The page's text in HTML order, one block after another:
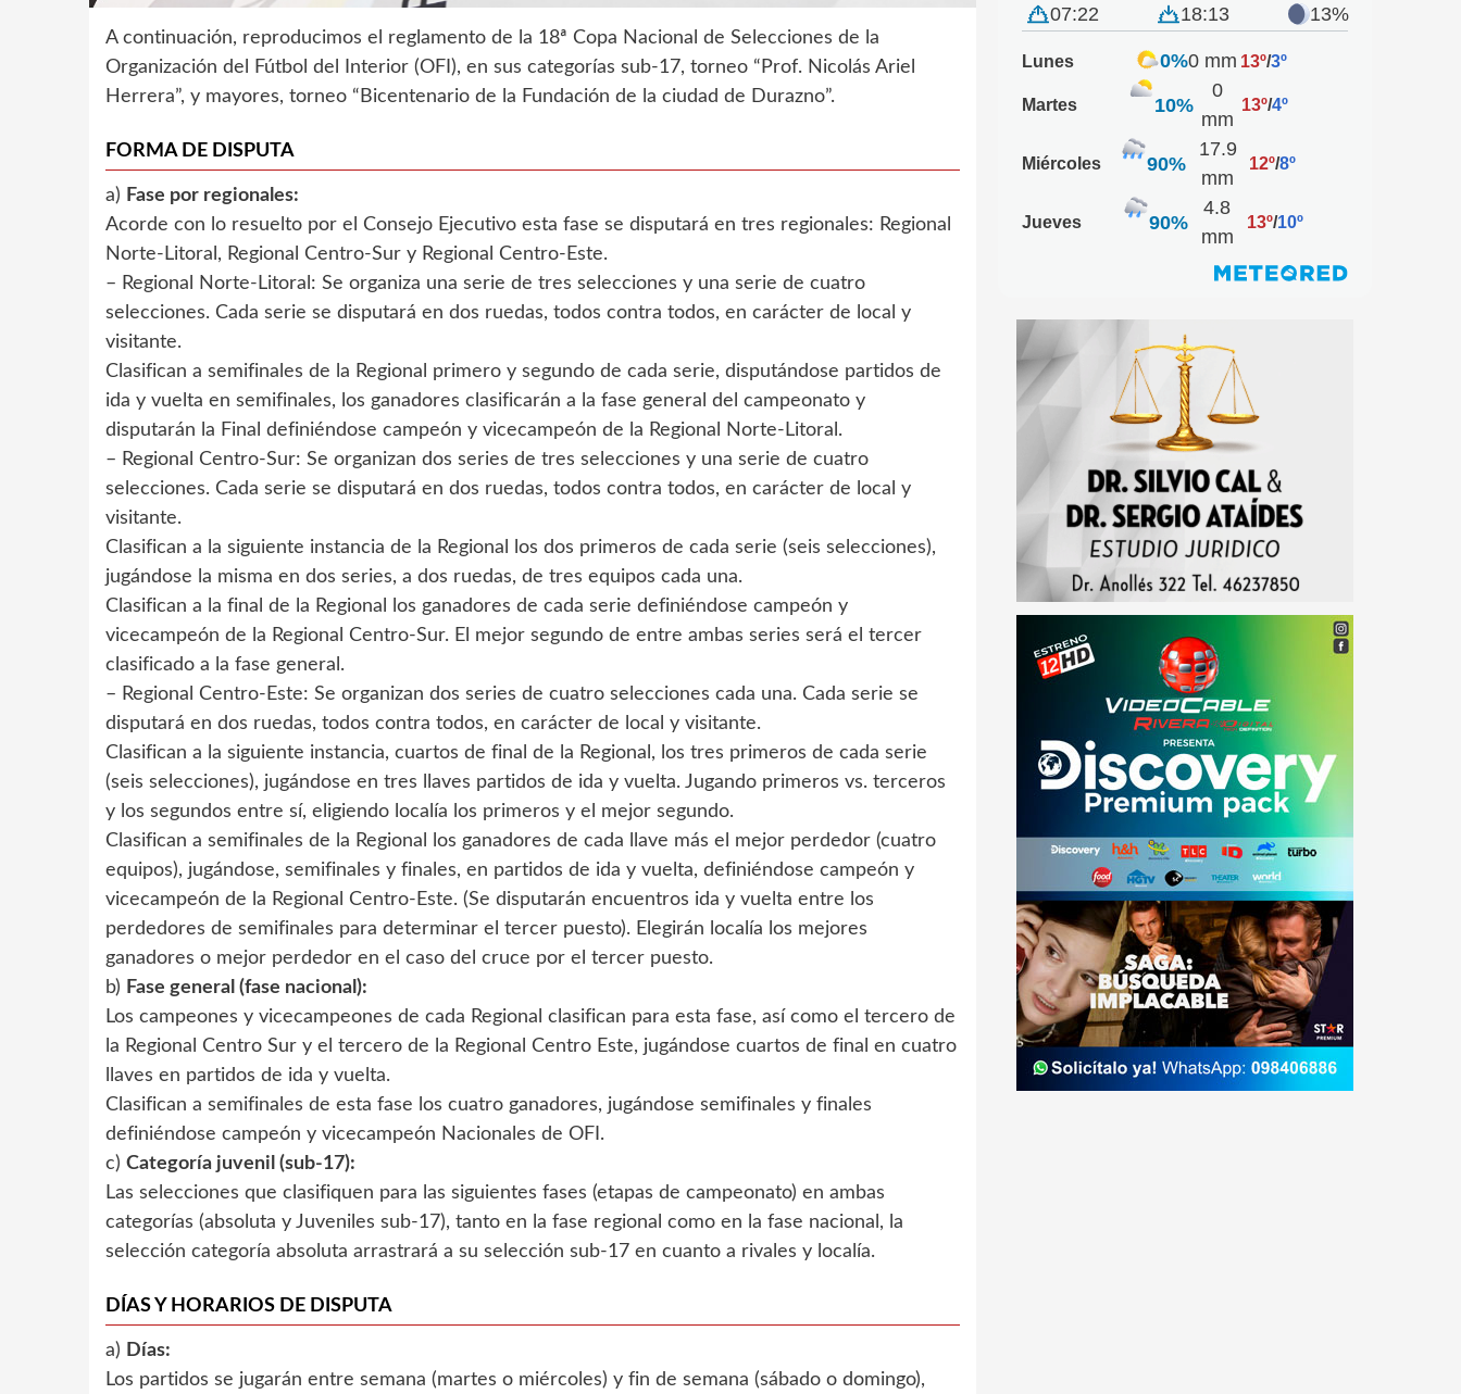
A continuación, reproducimos el reglamento de la 18ª Copa Nacional de Selecciones de la
Organización del Fútbol del Interior (OFI), en sus categorías sub-17, torneo “Prof. Nicolás Ariel
Herrera”, y mayores, torneo “Bicentenario de la Fundación de la ciudad de Durazno”.
FORMA DE DISPUTA
a) Fase por regionales:
Acorde con lo resuelto por el Consejo Ejecutivo esta fase se disputará en tres regionales: Regional
Norte-Litoral, Regional Centro-Sur y Regional Centro-Este.
– Regional Norte-Litoral: Se organiza una serie de tres selecciones y una serie de cuatro
selecciones. Cada serie se disputará en dos ruedas, todos contra todos, en carácter de local y
visitante.
Clasifican a semifinales de la Regional primero y segundo de cada serie, disputándose partidos de
ida y vuelta en semifinales, los ganadores clasificarán a la fase general del campeonato y
disputarán la Final definiéndose campeón y vicecampeón de la Regional Norte-Litoral.
– Regional Centro-Sur: Se organizan dos series de tres selecciones y una serie de cuatro
selecciones. Cada serie se disputará en dos ruedas, todos contra todos, en carácter de local y
visitante.
Clasifican a la siguiente instancia de la Regional los dos primeros de cada serie (seis selecciones),
jugándose la misma en dos series, a dos ruedas, de tres equipos cada una.
Clasifican a la final de la Regional los ganadores de cada serie definiéndose campeón y
vicecampeón de la Regional Centro-Sur. El mejor segundo de entre ambas series será el tercer
clasificado a la fase general.
– Regional Centro-Este: Se organizan dos series de cuatro selecciones cada una. Cada serie se
disputará en dos ruedas, todos contra todos, en carácter de local y visitante.
Clasifican a la siguiente instancia, cuartos de final de la Regional, los tres primeros de cada serie
(seis selecciones), jugándose en tres llaves partidos de ida y vuelta. Jugando primeros vs. terceros
y los segundos entre sí, eligiendo localía los primeros y el mejor segundo.
Clasifican a semifinales de la Regional los ganadores de cada llave más el mejor perdedor (cuatro
equipos), jugándose, semifinales y finales, en partidos de ida y vuelta, definiéndose campeón y
vicecampeón de la Regional Centro-Este. (Se disputarán encuentros ida y vuelta entre los
perdedores de semifinales para determinar el tercer puesto). Elegirán localía los mejores
ganadores o mejor perdedor en el caso del cruce por el tercer puesto.
b) Fase general (fase nacional):
Los campeones y vicecampeones de cada Regional clasifican para esta fase, así como el tercero de
la Regional Centro Sur y el tercero de la Regional Centro Este, jugándose cuartos de final en cuatro
llaves en partidos de ida y vuelta.
Clasifican a semifinales de esta fase los cuatro ganadores, jugándose semifinales y finales
definiéndose campeón y vicecampeón Nacionales de OFI.
c) Categoría juvenil (sub-17):
Las selecciones que clasifiquen para las siguientes fases (etapas de campeonato) en ambas
categorías (absoluta y Juveniles sub-17), tanto en la fase regional como en la fase nacional, la
selección categoría absoluta arrastrará a su selección sub-17 en cuanto a rivales y localía.
DÍAS Y HORARIOS DE DISPUTA
a) Días:
Los partidos se jugarán entre semana (martes o miércoles) y fin de semana (sábado o domingo),
07:22 18:13 13%
Lunes 0%0 mm 13º/3º
Martes 10%
0
mm
13º/4º
Miércoles 90%
17.9
mm
12º/8º
Jueves 90%
4.8
mm
13º/10º